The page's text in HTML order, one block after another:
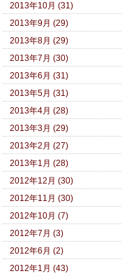
2013年10月 (31)
2013年9月 (29)
2013年8月 (29)
2013年7月 (30)
2013年6月 (31)
2013年5月 (31)
2013年4月 (28)
2013年3月 (29)
2013年2月 (27)
2013年1月 (28)
2012年12月 (30)
2012年11月 (30)
2012年10月 (7)
2012年7月 (3)
2012年6月 (2)
2012年1月 (43)